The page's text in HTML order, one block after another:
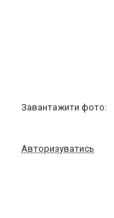
Завантажити фото:
Авторизуватись